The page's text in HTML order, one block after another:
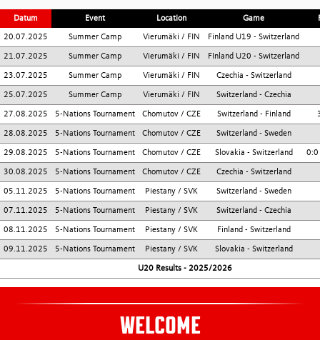
Schedule
Results
Staff
Datum Event Location Game
20.07.2025 Summer Camp Vierumäki / FIN Finland U19 - Switzerland
21.07.2025 Summer Camp Vierumäki / FIN FInland U20 - Switzerland
23.07.2025 Summer Camp Vierumäki / FIN Czechia - Switzerland
25.07.2025 Summer Camp Vierumäki / FIN Switzerland - Czechia
27.08.2025 5-Nations Tournament Chomutov / CZE Switzerland - Finland
28.08.2025 5-Nations Tournament Chomutov / CZE Switzerland - Sweden
29.08.2025 5-Nations Tournament Chomutov / CZE Slovakia - Switzerland 0:0
30.08.2025 5-Nations Tournament Chomutov / CZE Czechia - Switzerland
05.11.2025 5-Nations Tournament Piestany / SVK Switzerland - Sweden
07.11.2025 5-Nations Tournament Piestany / SVK Switzerland - Czechia
08.11.2025 5-Nations Tournament Piestany / SVK Finland - Switzerland
09.11.2025 5-Nations Tournament Piestany / SVK Slovakia - Switzerland
U20 Results - 2025/2026
WELCOME